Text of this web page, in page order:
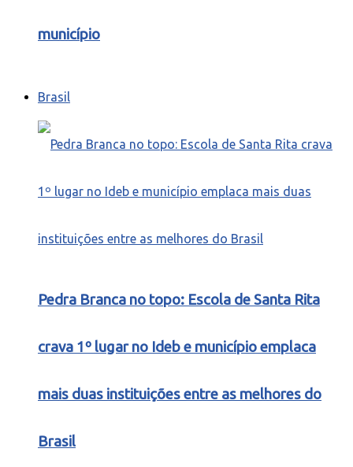
município
Brasil
Pedra Branca no topo: Escola de Santa Rita
crava 1º lugar no Ideb e município emplaca
mais duas instituições entre as melhores do
Brasil